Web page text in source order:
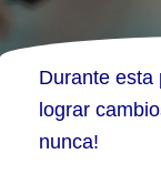
10
hábitos
para
Durante esta
lograr
nunca!